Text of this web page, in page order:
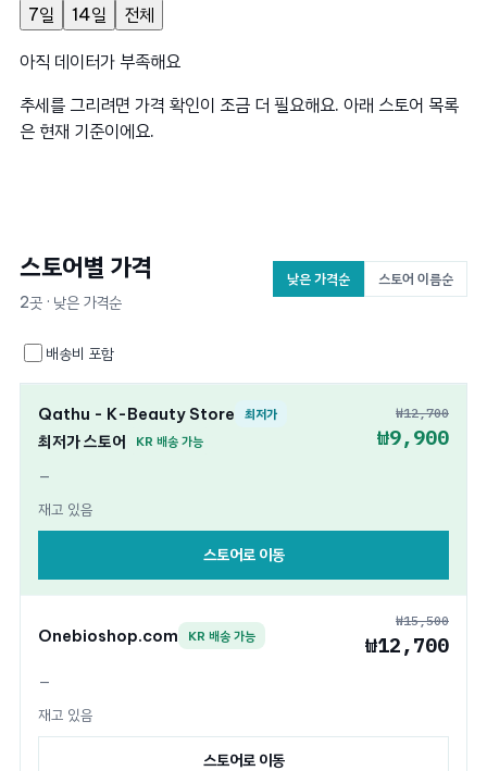
7일
14일 전체
아직 데이터가 부족해요
추세를 그리려면 가격 확인이 조금 더 필요해요. 아래 스토어 목록
은 현재 기준이에요.
스토어별 가격
2곳 · 낮은 가격순
낮은 가격순 스토어 이름순
배송비 포함
Qathu - K-Beauty Store 최저가
최저가 스토어 KR 배송 가능
—
재고 있음
₩12,700
₩9,900
스토어로 이동
Onebioshop.com KR 배송 가능
—
재고 있음
₩15,500
₩12,700
스토어로 이동